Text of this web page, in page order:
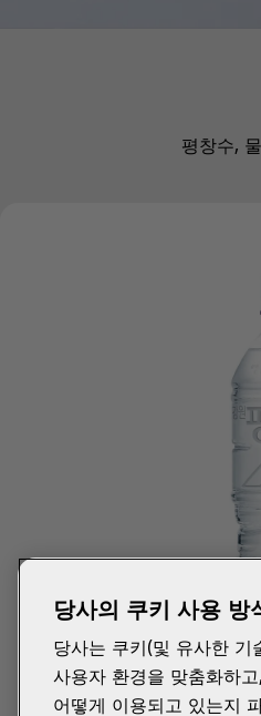
평창수,
당사의 쿠키 사용 방
당사는 쿠키(및 유사한 기
사용자 환경을 맞춤화하
어떻게 이용되고 있는지